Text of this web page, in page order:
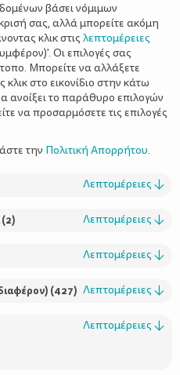
χώρου
moms
βάσει νόμιμων
σας, αλλά μπορείτε ακόμη
κλικ στις λεπτομέρειες
Οι επιλογές σας
Μπορείτε να αλλάξετε
στο εικονίδιο στην κάτω
ανοίξει το παράθυρο επιλογών
να προσαρμόσετε τις επιλογές
την Πολιτική Απορρήτου.
Λεπτομέρειες ↓
(2) Λεπτομέρειες ↓
Λεπτομέρειες ↓
(427) Λεπτομέρειες ↓
Λεπτομέρειες ↓